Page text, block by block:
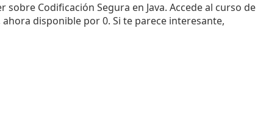
Codificación Segura en Java. Accede al curso de
disponible por 0. Si te parece interesante,